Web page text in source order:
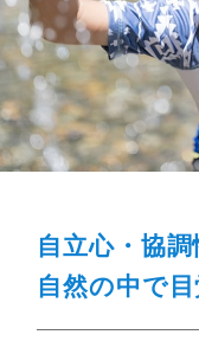
自立心・協
自然の中で